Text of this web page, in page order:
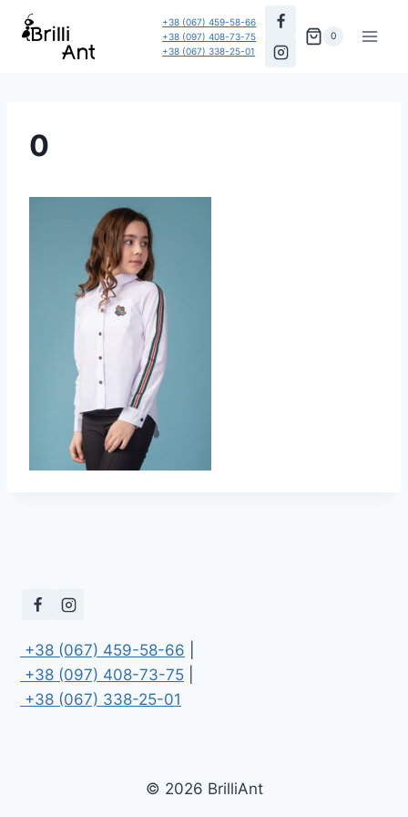
Перейти
+38 (067) 459-58-66
+38 (097) 408-73-75
+38 (067) 338-25-01
0
0
+38 (067) 459-58-66
+38 (097) 408-73-75
+38 (067) 338-25-01
© 2026 BrilliAnt